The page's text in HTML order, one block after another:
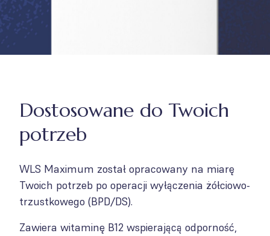
Dostosowane do Twoich
potrzeb
WLS Maximum został opracowany na miarę
Twoich potrzeb po operacji wyłączenia żółciowo-
trzustkowego (BPD/DS).
Zawiera witaminę B12 wspierającą odporność,